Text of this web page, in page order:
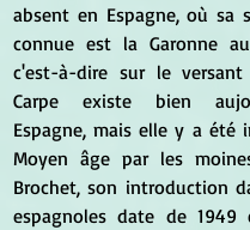
absent en Espagne, où sa
connue est la Garonne
c'est-à-dire sur le versant
Carpe existe bien
Espagne, mais elle y a été
Moyen âge par les
Brochet, son introduction
espagnoles date de 1949